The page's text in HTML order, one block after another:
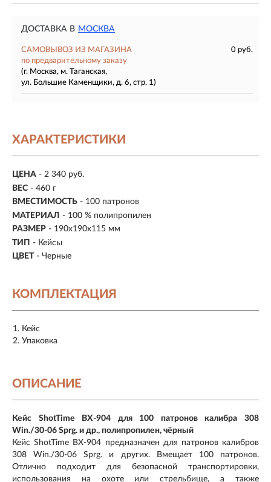
ДОСТАВКА В МОСКВА
САМОВЫВОЗ ИЗ МАГАЗИНА
0 руб.
по предварительному заказу
(г. Москва, м. Таганская,
ул. Большие Каменщики, д. 6, стр. 1)
ХАРАКТЕРИСТИКИ
ЦЕНА - 2 340 руб.
ВЕС - 460 г
ВМЕСТИМОСТЬ - 100 патронов
МАТЕРИАЛ - 100 % полипропилен
РАЗМЕР - 190x190х115 мм
ТИП - Кейсы
ЦВЕТ - Черные
КОМПЛЕКТАЦИЯ
Кейс
Упаковка
ОПИСАНИЕ
Кейс ShotTime BX-904 для 100 патронов калибра 308
Win./30-06 Sprg. и др., полипропилен, чёрный
Кейс ShotTime BX-904 предназначен для патронов калибров
308 Win./30-06 Sprg. и других. Вмещает 100 патронов.
Отлично подходит для безопасной транспортировки,
использования на охоте или стрельбище, а также